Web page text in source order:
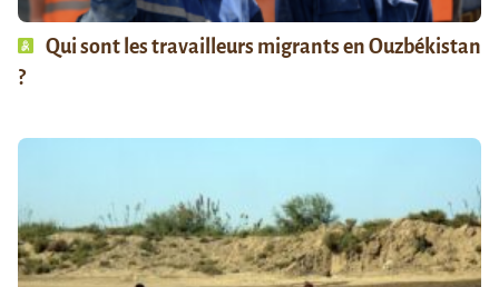
Qui sont les travailleurs migrants en Ouzbékistan
?